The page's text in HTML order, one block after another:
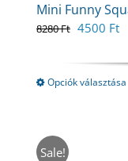
Mini Funny
8280Ft Original
was:
8280 Ft.
4500 Ft
Opciók választása
Sale!